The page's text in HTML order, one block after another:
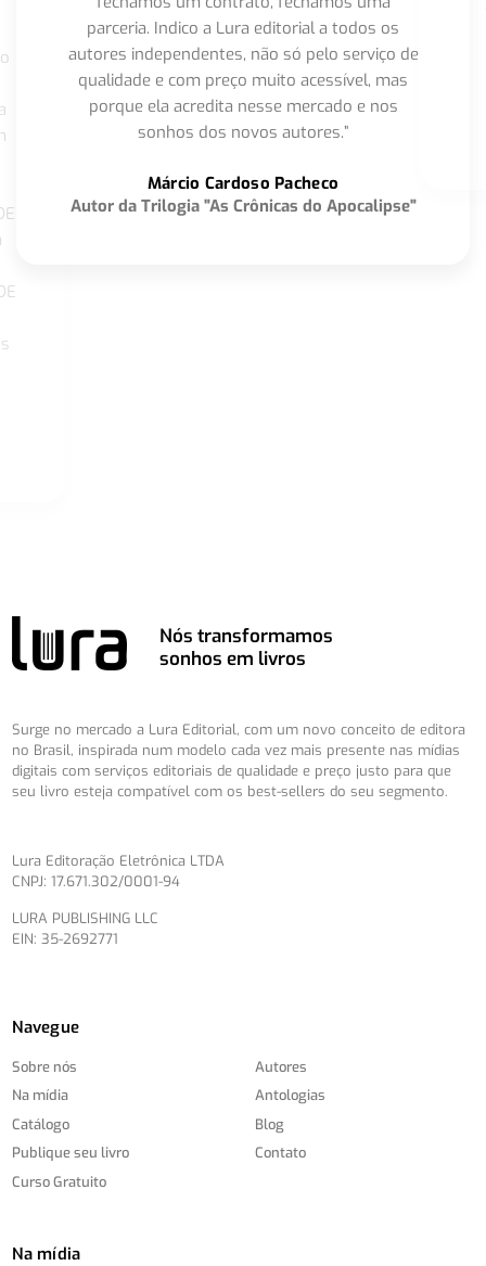
parceria. Indico a Lura editorial a todos os
autores independentes, não só pelo serviço de
qualidade e com preço muito acessível, mas
porque ela acredita nesse mercado e nos
sonhos dos novos autores.”
Márcio Cardoso Pacheco
Autor da Trilogia "As Crônicas do Apocalipse"
Nós transformamos
sonhos em livros
Surge no mercado a Lura Editorial, com um novo conceito de editora
no Brasil, inspirada num modelo cada vez mais presente nas mídias
digitais com serviços editoriais de qualidade e preço justo para que
seu livro esteja compatível com os best-sellers do seu segmento.
Lura Editoração Eletrônica LTDA
CNPJ: 17.671.302/0001-94
LURA PUBLISHING LLC
EIN: 35-2692771
Navegue
Sobre nós
Na mídia
Catálogo
Publique seu livro
Curso Gratuito
Autores
Antologias
Blog
Contato
Na mídia